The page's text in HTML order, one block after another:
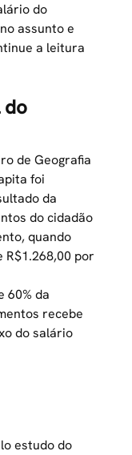
do
assunto e
a leitura
do
de Geografia
foi
da
do cidadão
quando
R$1.268,00 por
60% da
recebe
do salário
estudo do